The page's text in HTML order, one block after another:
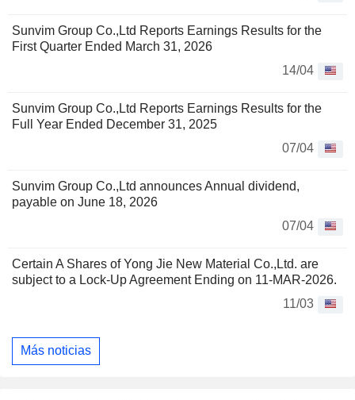
Sunvim Group Co.,Ltd Reports Earnings Results for the
First Quarter Ended March 31, 2026
14/04
Sunvim Group Co.,Ltd Reports Earnings Results for the
Full Year Ended December 31, 2025
07/04
Sunvim Group Co.,Ltd announces Annual dividend,
payable on June 18, 2026
07/04
Certain A Shares of Yong Jie New Material Co.,Ltd. are
subject to a Lock-Up Agreement Ending on 11-MAR-2026.
11/03
Más noticias